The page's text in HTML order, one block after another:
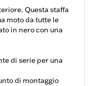
Questa staffa
moto da tutte le
in nero con una
di serie per una
di montaggio